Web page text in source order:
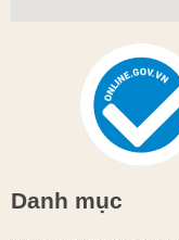
Danh mục